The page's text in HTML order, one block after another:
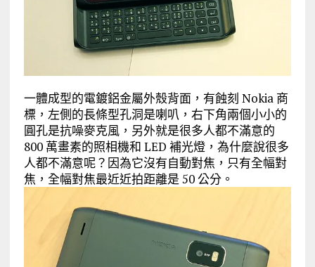
一體成型的電鍍鋁金屬外殼背面，有蝕刻 Nokia 商
標，左側的長條型孔洞是喇叭，右下角兩個小小的
圓孔是抗噪麥克風，另外就是很多人都不滿意的
800 萬畫素的照相機和 LED 補光燈，為什麼說很多
人都不滿意呢？因為它沒有自動對焦，只有全幅對
焦，全幅對焦最近近拍距離是 50 公分。